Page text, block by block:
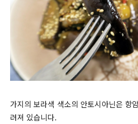
가지의 보라색 색소의 안토시아닌은 항
려져 있습니다.